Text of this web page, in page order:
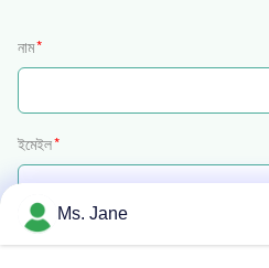
নাম*
ইমেইল*
ফোন / হোয়াটসঅ্যাপ
Ms. Jane